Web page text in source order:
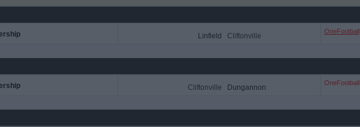
Linfield Cliftonville
OneFootball
Cliftonville Dungannon
OneFootball